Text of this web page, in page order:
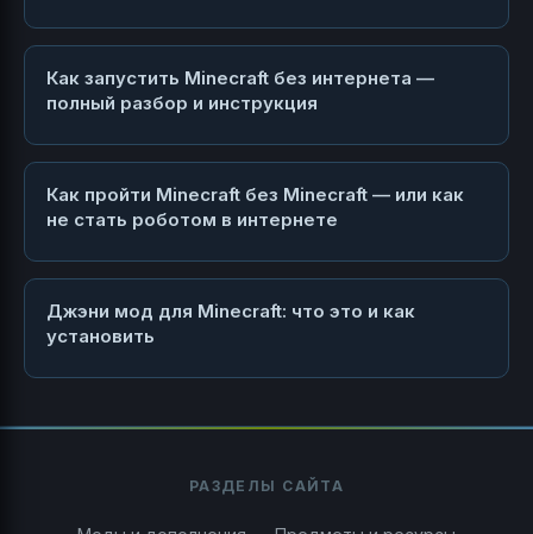
Как запустить Minecraft без интернета —
полный разбор и инструкция
Как пройти Minecraft без Minecraft — или как
не стать роботом в интернете
Джэни мод для Minecraft: что это и как
установить
РАЗДЕЛЫ САЙТА